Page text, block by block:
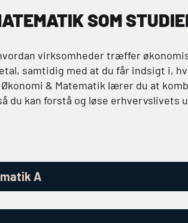
SOM
virksomheder træffer
samtidig med at du får indsigt i,
& Matematik lærer du at
du kan forstå og løse erhvervslivets
A